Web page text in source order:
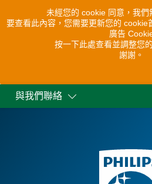
未經您的 cookie 同意，我們
要查看此內容，您需要更新您的 cookie
廣告
按一下此處查看並調整您
謝謝。
與我們聯絡